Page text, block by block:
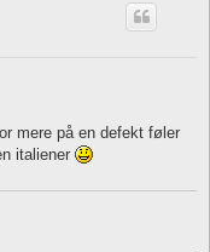
mere på en defekt føler
italiener